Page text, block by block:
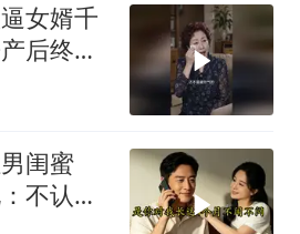
女婿千
后终看
闺蜜
不认错